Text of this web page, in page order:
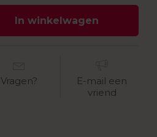
In winkelwagen
Vragen?
E-mail een
vriend